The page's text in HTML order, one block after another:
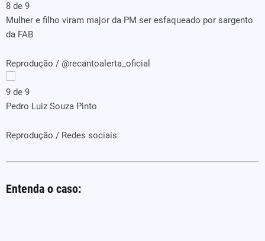
8 de 9
Mulher e filho viram major da PM ser esfaqueado por sargento
da FAB
Reprodução / @recantoalerta_oficial
9 de 9
Pedro Luiz Souza Pinto
Reprodução / Redes sociais
Entenda o caso: